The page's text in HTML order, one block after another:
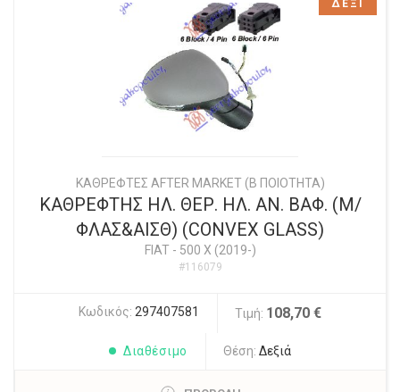
ΚΑΘΡΕΦΤΕΣ AFTER MARKET (Β ΠΟΙΟΤΗΤΑ)
ΚΑΘΡΕΦΤΗΣ ΗΛ. ΘΕΡ. ΗΛ. ΑΝ. ΒΑΦ. (Μ/
ΦΛΑΣ&ΑΙΣΘ) (CONVEX GLASS)
FIAT- 500 X (2019-)
#116079
Κωδικός: 297407581 Τιμή: 108,70 €
Διαθέσιμο Θέση: Δεξιά
ΔΕΞΙ